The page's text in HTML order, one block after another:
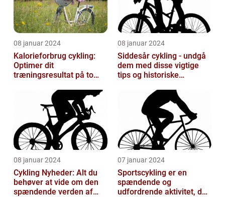
08 januar 2024
Kalorieforbrug cykling:
Optimer dit
træningsresultat på to
08 januar 2024
Siddesår cykling - undgå
dem med disse vigtige
tips og historiske
08 januar 2024
Cykling Nyheder: Alt du
behøver at vide om den
spændende verden af
07 januar 2024
Sportscykling er en
spændende og
udfordrende aktivitet, der